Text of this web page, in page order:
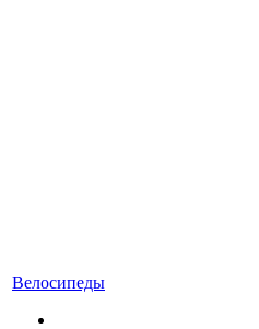
Велосипеды